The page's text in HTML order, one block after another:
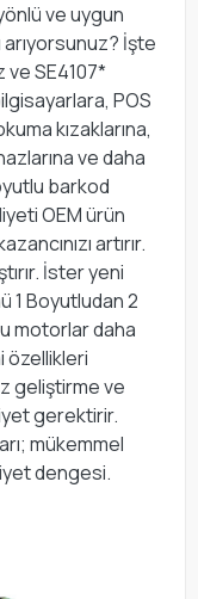
ve uygun
İşte
ve SE4107*
POS
kızaklarına,
ve daha
barkod
OEM ürün
artırır.
İster yeni
1 Boyutludan 2
motorlar daha
özellikleri
geliştirme ve
gerektirir.
mükemmel
dengesi.